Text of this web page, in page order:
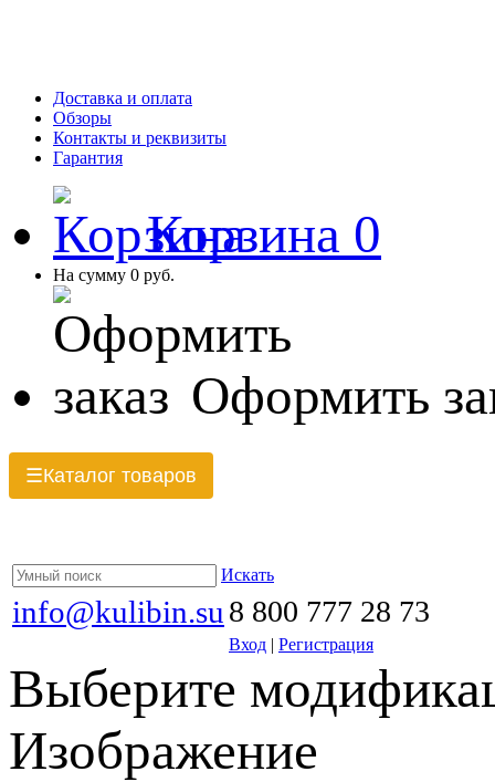
Доставка и оплата
Обзоры
Контакты и реквизиты
Гарантия
Корзина 0
На сумму 0 руб.
Оформить
☰Каталог товаров
Искать
info@kulibin.su 8 800 777 28 73
Вход | Регистрация
Выберите
Изображение